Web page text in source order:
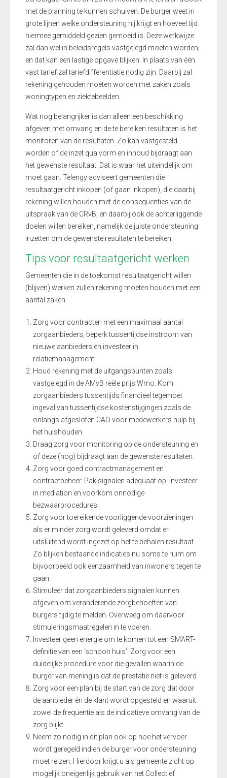
met de planning te kunnen schuiven. De burger weet in
grote lijnen welke ondersteuning hij krijgt en hoeveel tijd
hiermee gemiddeld gezien gemoeid is. Deze werkwijze
zal dan wel in beleidsregels vastgelegd moeten worden,
en dat kan een lastige opgave blijken. In plaats van één
vast tarief zal tariefdifferentiatie nodig zijn. Daarbij zal
rekening gehouden moeten worden met zaken zoals
woningtypen en ziektebeelden.
Wat nog belangrijker is dan alleen een beschikking
afgeven met omvang en de te bereiken resultaten is het
monitoren van de resultaten. Zo kan vastgesteld
worden of de inzet qua vorm en inhoud bijdraagt aan
het gewenste resultaat. Dat is waar het uiteindelijk om
moet gaan. Telengy adviseert gemeenten die
resultaatgericht inkopen (of gaan inkopen), die daarbij
rekening willen houden met de consequenties van de
uitspraak van de CRvB, en daarbij ook de achterliggende
doelen willen bereiken, namelijk de juiste ondersteuning
inzetten om de gewenste resultaten te bereiken.
Tips voor resultaatgericht werken
Gemeenten die in de toekomst resultaatgericht willen
(blijven) werken zullen rekening moeten houden met een
aantal zaken.
Zorg voor contracten met een maximaal aantal
zorgaanbieders, beperk tussentijdse instroom van
nieuwe aanbieders en investeer in
relatiemanagement.
Houd rekening met de uitgangspunten zoals
vastgelegd in de AMvB reële prijs Wmo. Kom
zorgaanbieders tussentijds financieel tegemoet
ingeval van tussentijdse kostenstijgingen zoals de
onlangs afgesloten CAO voor medewerkers hulp bij
het huishouden.
Draag zorg voor monitoring op de ondersteuning en
of deze (nog) bijdraagt aan de gewenste resultaten.
Zorg voor goed contractmanagement en
contractbeheer. Pak signalen adequaat op, investeer
in mediation en voorkom onnodige
bezwaarprocedures.
Zorg voor toereikende voorliggende voorzieningen
als er minder zorg wordt geleverd omdat er
uitsluitend wordt ingezet op het te behalen resultaat.
Zo blijken bestaande indicaties nu soms te ruim om
bijvoorbeeld ook eenzaamheid van inwoners tegen te
gaan.
Stimuleer dat zorgaanbieders signalen kunnen
afgeven om veranderende zorgbehoeften van
burgers tijdig te melden. Overweeg om daarvoor
stimuleringsmaatregelen in te voeren.
Investeer geen energie om te komen tot een SMART-
definitie van een ‘schoon huis’. Zorg voor een
duidelijke procedure voor die gevallen waarin de
burger van mening is dat de prestatie niet is geleverd.
Zorg voor een plan bij de start van de zorg dat door
de aanbieder én de klant wordt opgesteld en waaruit
zowel de frequentie als de indicatieve omvang van de
zorg blijkt.
Neem zo nodig in dit plan ook op hoe het vervoer
wordt geregeld indien de burger voor ondersteuning
moet reizen. Hierdoor krijgt u als gemeente zicht op
mogelijk oneigenlijk gebruik van het Collectief